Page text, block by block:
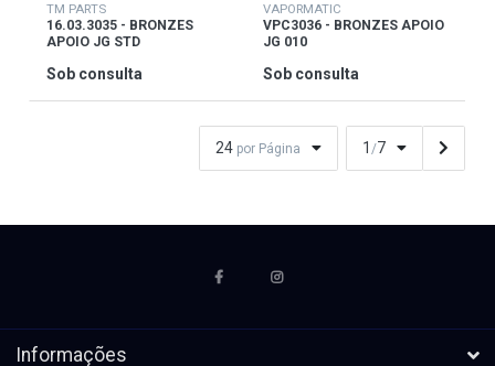
TM PARTS
16.03.3035 - BRONZES
APOIO JG STD
Sob consulta
VAPORMATIC
VPC3036 - BRONZES APOIO
JG 010
Sob consulta
24 por Página 1 /7
Informações